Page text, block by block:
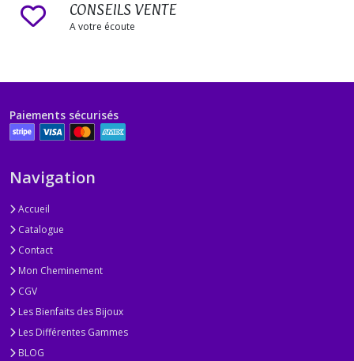
CONSEILS VENTE
A votre écoute
Paiements sécurisés
Navigation
Accueil
Catalogue
Contact
Mon Cheminement
CGV
Les Bienfaits des Bijoux
Les Différentes Gammes
BLOG